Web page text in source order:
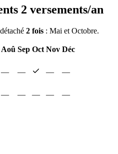
2 versements/an
2 fois : Mai et Octobre.
Aoû Sep Oct Nov Déc
— — —
—
— — — —
—